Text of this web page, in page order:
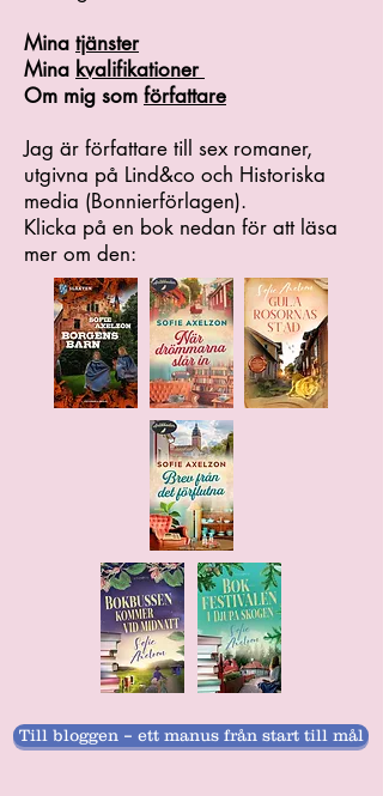
Mina tjänster
Mina kvalifikationer
Om mig som författare
Jag är författare till sex romaner,
utgivna på Lind&co och Historiska
media (Bonnierförlagen).
Klicka på en bok nedan för att läsa
mer om den:
Till bloggen – ett manus från start till mål